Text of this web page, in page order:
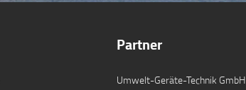
Partner
Umwelt-Geräte-Technik GmbH